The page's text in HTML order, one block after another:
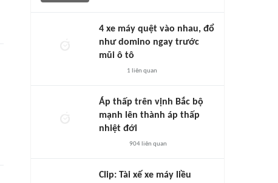
4 xe máy quệt vào nhau, đổ
như domino ngay trước
mũi ô tô
1 liên quan
Áp thấp trên vịnh Bắc bộ
mạnh lên thành áp thấp
nhiệt đới
904 liên quan
Clip: Tài xế xe máy liều